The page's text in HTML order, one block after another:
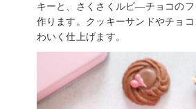
キーと、さくさくルビ―チョコの
作ります。クッキーサンドやチョ
わいく仕上げます。